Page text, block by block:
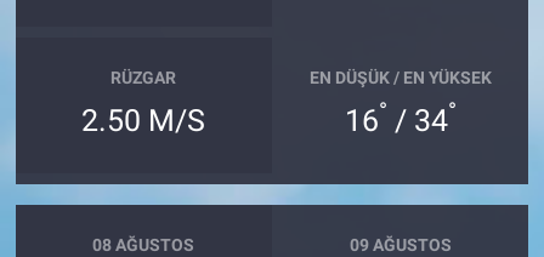
RÜZGAR
2.50 M/S
EN DÜŞÜK / EN YÜKSEK
16° / 34°
08 AĞUSTOS 09 AĞUSTOS